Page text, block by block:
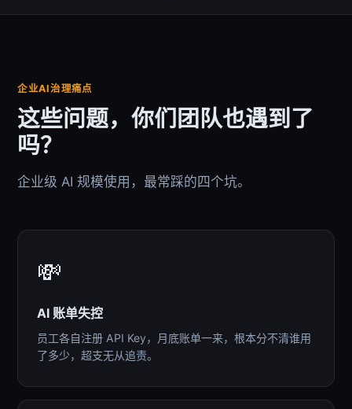
企业AI治理痛点
这些问题，你们团队也遇到了
吗？
企业级 AI 规模使用，最常踩的四个坑。
💸
AI 账单失控
员工各自注册 API Key，月底账单一来，根本分不清谁用
了多少，超支无从追责。